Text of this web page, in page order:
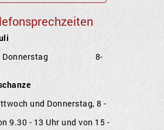
Donnerstag 8-
und Donnerstag, 8 -
9.30 - 13 Uhr und von 15 -